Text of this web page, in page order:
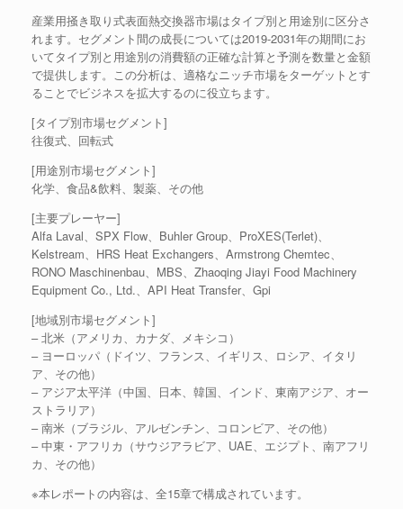
産業用掻き取り式表面熱交換器市場はタイプ別と用途別に区分さ
れます。セグメント間の成長については2019-2031年の期間にお
いてタイプ別と用途別の消費額の正確な計算と予測を数量と金額
で提供します。この分析は、適格なニッチ市場をターゲットとす
ることでビジネスを拡大するのに役立ちます。
[タイプ別市場セグメント]
往復式、回転式
[用途別市場セグメント]
化学、食品&飲料、製薬、その他
[主要プレーヤー]
Alfa Laval、SPX Flow、Buhler Group、ProXES(Terlet)、
Kelstream、HRS Heat Exchangers、Armstrong Chemtec、
RONO Maschinenbau、MBS、Zhaoqing Jiayi Food Machinery
Equipment Co., Ltd.、API Heat Transfer、Gpi
[地域別市場セグメント]
– 北米（アメリカ、カナダ、メキシコ）
– ヨーロッパ（ドイツ、フランス、イギリス、ロシア、イタリ
ア、その他）
– アジア太平洋（中国、日本、韓国、インド、東南アジア、オー
ストラリア）
– 南米（ブラジル、アルゼンチン、コロンビア、その他）
– 中東・アフリカ（サウジアラビア、UAE、エジプト、南アフリ
カ、その他）
※本レポートの内容は、全15章で構成されています。